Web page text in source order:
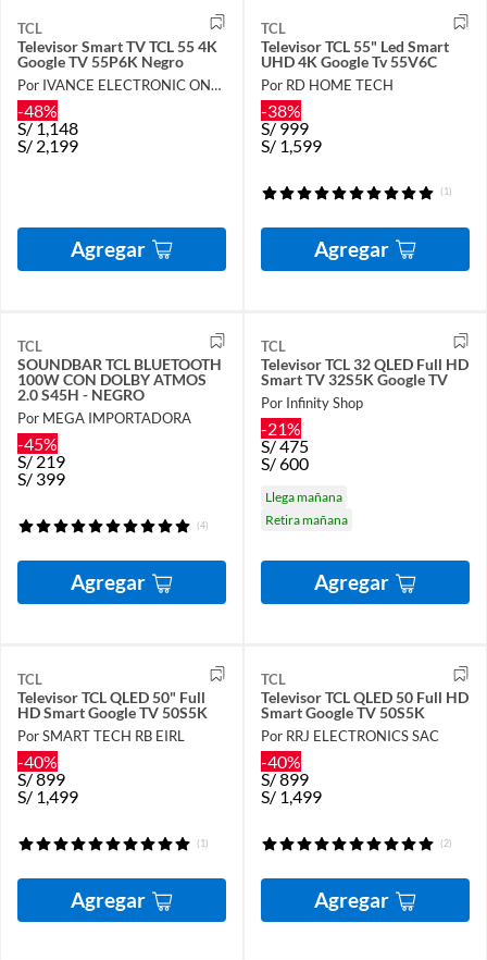
TCL
Televisor Smart TV TCL 55 4K
Google TV 55P6K Negro
Por IVANCE ELECTRONIC ONLINE
-48%
S/1,148
S/ 2,199
Agregar
TCL
Televisor TCL 55" Led Smart
UHD 4K Google Tv 55V6C
Por RD HOME TECH
-38%
S/999
S/ 1,599
(1)
Agregar
TCL
SOUNDBAR TCL BLUETOOTH
100W CON DOLBY ATMOS
2.0 S45H - NEGRO
Por MEGA IMPORTADORA
-45%
S/219
S/ 399
(4)
Agregar
TCL
Televisor TCL 32 QLED Full HD
Smart TV 32S5K Google TV
Por Infinity Shop
-21%
S/475
S/600
Llega mañana
Retira mañana
Agregar
TCL
Televisor TCL QLED 50" Full
HD Smart Google TV 50S5K
Por SMART TECH RB EIRL
-40%
S/899
S/ 1,499
(1)
Agregar
TCL
Televisor TCL QLED 50 Full HD
Smart Google TV 50S5K
Por RRJ ELECTRONICS SAC
-40%
S/899
S/ 1,499
(2)
Agregar